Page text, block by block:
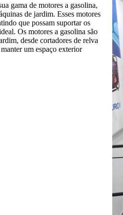
gama de motores a gasolina,
de jardim. Esses motores
que possam suportar os
Os motores a gasolina são
desde cortadores de relva
um espaço exterior